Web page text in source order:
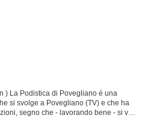
) La Podistica di Povegliano é una
si svolge a Povegliano (TV) e che ha
segno che - lavorando bene - si va